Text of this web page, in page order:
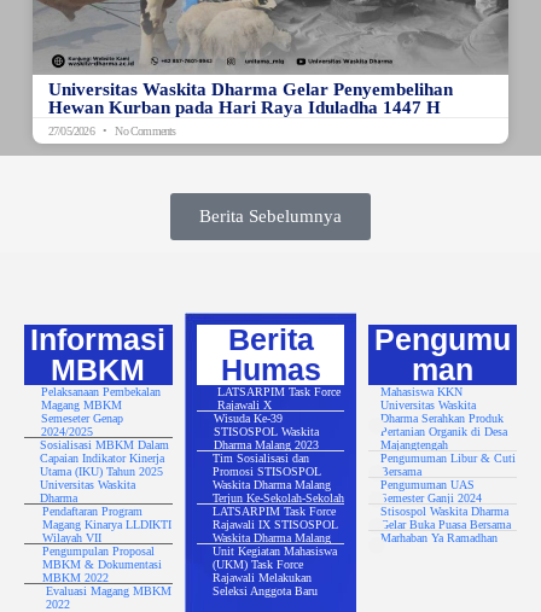
Universitas Waskita Dharma Gelar Penyembelihan
Hewan Kurban pada Hari Raya Iduladha 1447 H
27/05/2026 No Comments
Berita Sebelumnya
Informasi
MBKM
Pelaksanaan Pembekalan
Magang MBKM
Semeseter Genap
2024/2025
Sosialisasi MBKM Dalam
Capaian Indikator Kinerja
Utama (IKU) Tahun 2025
Universitas Waskita
Dharma
Pendaftaran Program
Magang Kinarya LLDIKTI
Wilayah VII
Pengumpulan Proposal
MBKM & Dokumentasi
MBKM 2022
Evaluasi Magang MBKM
2022
Berita
Humas
LATSARPIM Task Force
Rajawali X
Wisuda Ke-39
STISOSPOL Waskita
Dharma Malang 2023
Tim Sosialisasi dan
Promosi STISOSPOL
Waskita Dharma Malang
Terjun Ke-Sekolah-Sekolah
LATSARPIM Task Force
Rajawali IX STISOSPOL
Waskita Dharma Malang
Unit Kegiatan Mahasiswa
(UKM) Task Force
Rajawali Melakukan
Seleksi Anggota Baru
Pengumu
man
Mahasiswa KKN
Universitas Waskita
Dharma Serahkan Produk
Pertanian Organik di Desa
Majangtengah
Pengumuman Libur & Cuti
Bersama
Pengumuman UAS
Semester Ganji 2024
Stisospol Waskita Dharma
Gelar Buka Puasa Bersama
Marhaban Ya Ramadhan